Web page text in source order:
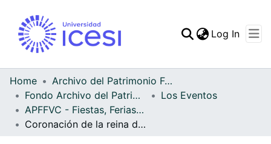
Statistics
Log In
Home
Archivo del Patrimonio Fotográfico y Fílmico del Valle del Cauca
Fondo Archivo del Patrimonio Fotográfico y Fílmico del Valle del Cauca
Los Eventos
APFFVC - Fiestas, Ferias y Carnavales - Patrimonial
Coronación de la reina del Liceo Benalcázar; se invitó como presentador del evento al poeta Antonio Llanos